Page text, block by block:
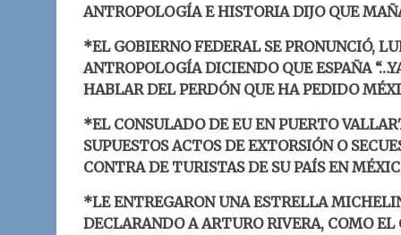
ANTROPOLOGÍA E HISTORIA DIJO QUE
*EL GOBIERNO FEDERAL SE PRONUNCIÓ,
ANTROPOLOGÍA DICIENDO QUE ESPAÑA
HABLAR DEL PERDÓN QUE HA PEDIDO
*EL CONSULADO DE EU EN PUERTO
SUPUESTOS ACTOS DE EXTORSIÓN O
CONTRA DE TURISTAS DE SU PAÍS EN
*LE ENTREGARON UNA ESTRELLA
DECLARANDO A ARTURO RIVERA, COMO